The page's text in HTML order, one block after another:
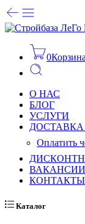
0Корзина
О НАС
БЛОГ
УСЛУГИ
Оплатить
ВАКАНСИИ
КОНТАКТЫ
Каталог